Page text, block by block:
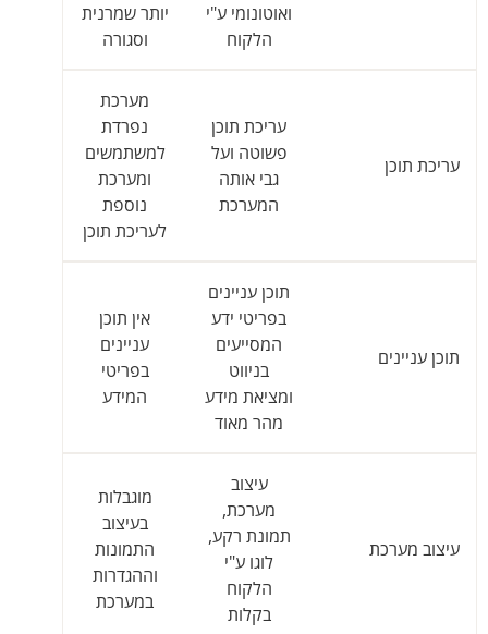
ואוטונומי ע"י
הלקוח
יותר שמרנית
וסגורה
עריכת תוכן
עריכת תוכן
פשוטה ועל
גבי אותה
המערכת
מערכת
נפרדת
למשתמשים
ומערכת
נוספת
לעריכת תוכן
תוכן עניינים
תוכן עניינים
בפריטי ידע
המסייעים
בניווט
ומציאת מידע
מהר מאוד
אין תוכן
עניינים
בפריטי
המידע
עיצוב מערכת
עיצוב
מערכת,
תמונת רקע,
לוגו ע"י
הלקוח
בקלות
מוגבלות
בעיצוב
התמונות
וההגדרות
במערכת